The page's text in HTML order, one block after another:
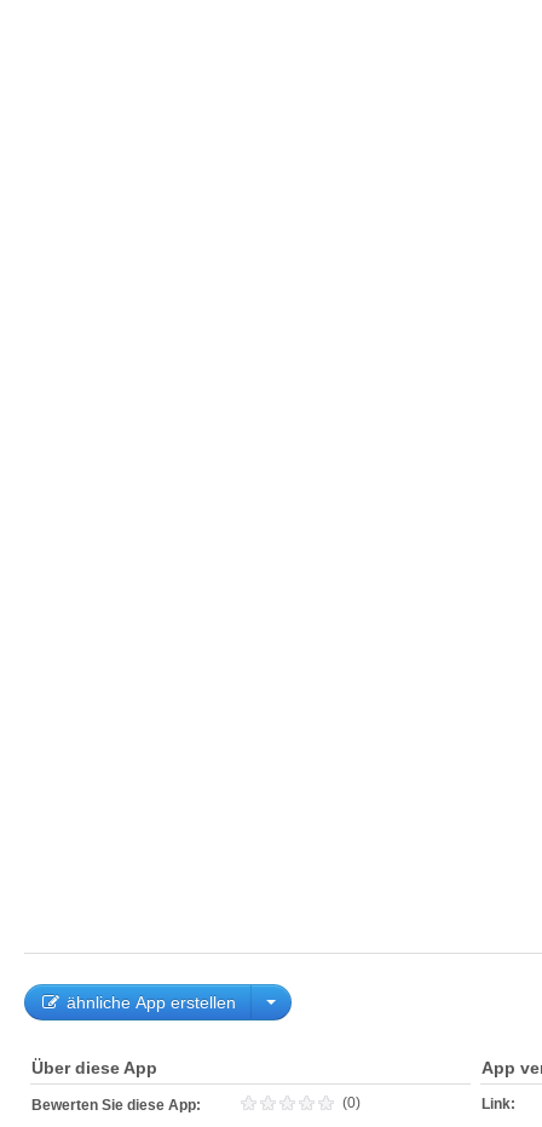
ähnliche App erstellen
Über diese App
Bewerten Sie diese App: (0)
App
Link: